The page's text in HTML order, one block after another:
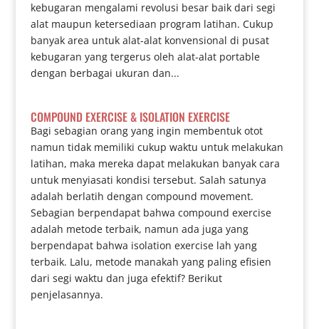
kebugaran mengalami revolusi besar baik dari segi
alat maupun ketersediaan program latihan. Cukup
banyak area untuk alat-alat konvensional di pusat
kebugaran yang tergerus oleh alat-alat portable
dengan berbagai ukuran dan...
COMPOUND EXERCISE & ISOLATION EXERCISE
Bagi sebagian orang yang ingin membentuk otot
namun tidak memiliki cukup waktu untuk melakukan
latihan, maka mereka dapat melakukan banyak cara
untuk menyiasati kondisi tersebut. Salah satunya
adalah berlatih dengan compound movement.
Sebagian berpendapat bahwa compound exercise
adalah metode terbaik, namun ada juga yang
berpendapat bahwa isolation exercise lah yang
terbaik. Lalu, metode manakah yang paling efisien
dari segi waktu dan juga efektif? Berikut
penjelasannya.